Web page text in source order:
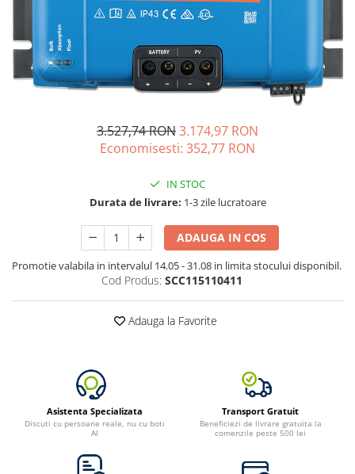
Acumulatori de stocare
Componente sisteme de balcon
3.527,74 RON3.174,97 RON
Economisesti: 352,77 RON
IN STOC
Durata de livrare: 1-3 zile lucratoare
ADAUGA IN COS
Promotie valabila in intervalul 14.05 - 31.08 in limita stocului disponibil.
Cod Produs: SCC115110411
Adauga la Favorite
Asistenta Specializata
Discuti cu persoane reale, nu cu boti
AI
Transport Gratuit
Beneficiezi de livrare gratuita la
comenzile peste 500 lei